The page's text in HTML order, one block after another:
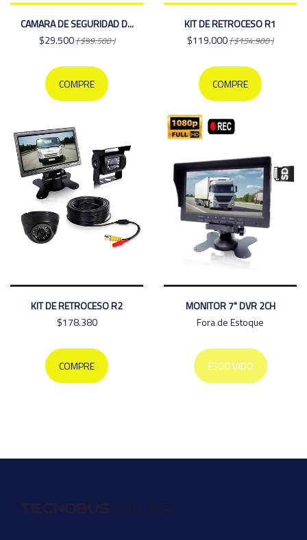
CAMARA DE SEGURIDAD D...
$29.500( $99.500 )
COMPRE
KIT DE RETROCESO R1
$119.000( $154.900 )
COMPRE
KIT DE RETROCESO R2
$178.380
COMPRE
MONITOR 7" DVR 2CH
Fora de Estoque
ESGOTADO